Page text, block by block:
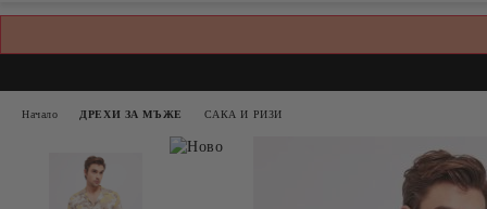
Начало ДРЕХИ ЗА МЪЖЕ САКА И РИЗИ